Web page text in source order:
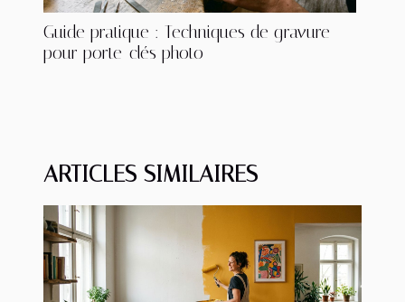
Guide pratique : Techniques de gravure
pour porte-clés photo
ARTICLES SIMILAIRES